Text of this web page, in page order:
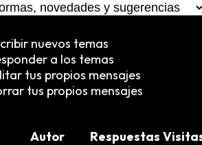
nuevos temas
a los temas
tus propios mensajes
tus propios mensajes
Autor Respuestas